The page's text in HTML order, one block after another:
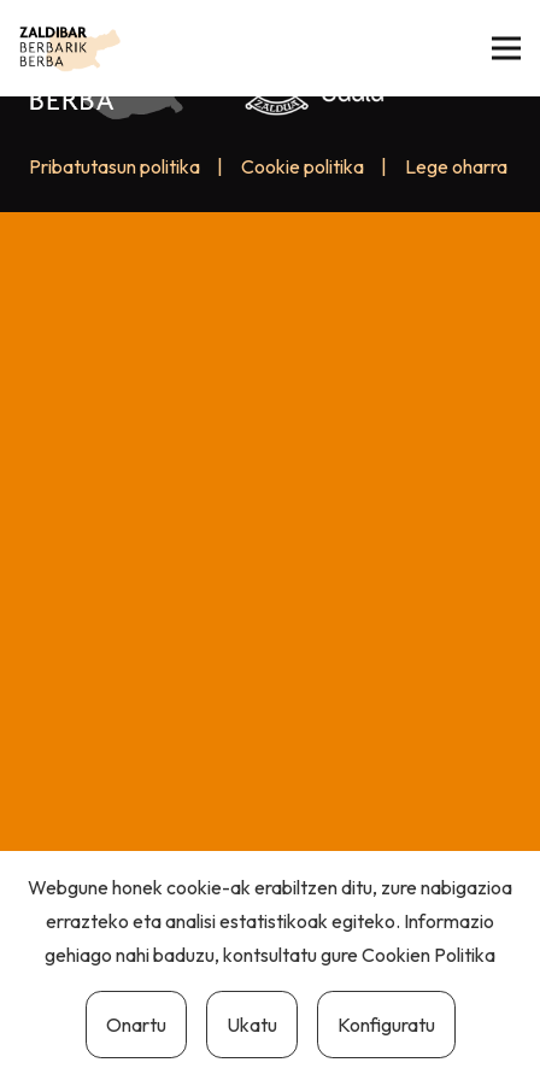
Pribatutasun politika Cookie politika Lege oharra
Webgune honek cookie-ak erabiltzen ditu, zure nabigazioa
errazteko eta analisi estatistikoak egiteko. Informazio
gehiago nahi baduzu, kontsultatu gureCookien Politika
Onartu Ukatu Konfiguratu